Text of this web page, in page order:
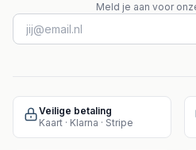
Meld je aan voor
Veilige betaling
Kaart · Klarna · Stripe